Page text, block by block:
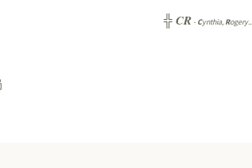
╬ CR -Cynthia, Rogery...